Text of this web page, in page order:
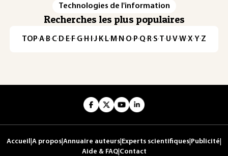
Technologies de l'information
Recherches les plus populaires
TOP·A·B·C· D· E· F·G· H · ·J· K· L· M · N ·O· P·Q· R·S·T·U·V·W·X·Y·Z
Accueil A propos Annuaire auteurs Experts scientifiques Publicité
Aide & FAQ| Contact